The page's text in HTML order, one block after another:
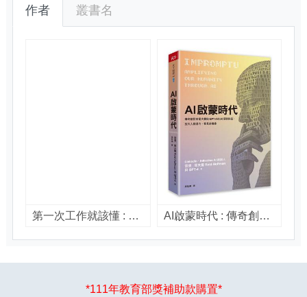
作者 叢書名
第一次工作就該懂 : 人生是永遠的測試版,組合被需要的優勢,培養盟友,每次轉換都加分 / 雷德.霍夫曼(Reid Hoffman),班.卡斯諾查(Ben Casnocha)著 ; 洪慧芳譯. AI啟蒙時代 : 傳奇創投家霍夫曼與 GPT-4 的 AI 探索對話, 放大人類潛力, 看見新機會 / 雷德.霍夫曼(Reid Hoffman), GPT-4著 ; 吳凱琳譯.
*111年教育部獎補助款購置*